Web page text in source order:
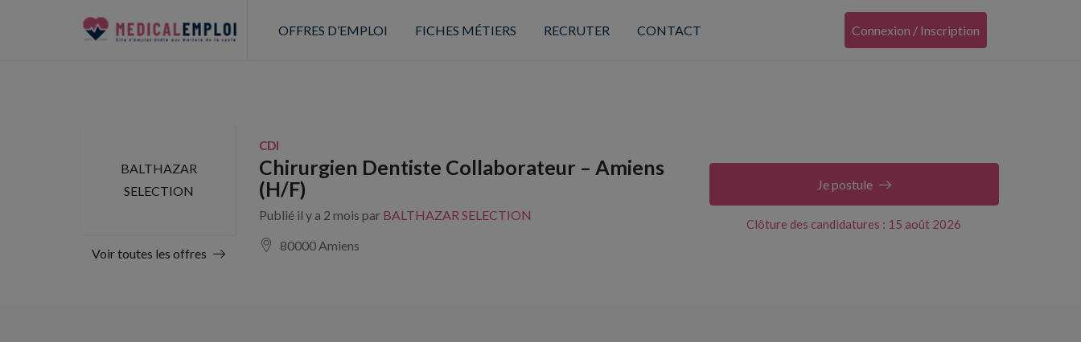
OFFRES D’EMPLOI FICHES MÉTIERS RECRUTER CONTACT Connexion / Inscription
BALTHAZAR
SELECTION
Voir toutes les offres
CDI
Chirurgien Dentiste Collaborateur – Amiens
(H/F)
Publié il y a 2 mois par BALTHAZAR SELECTION
80000 Amiens
Clôture des candidatures : 15 août 2026
Je postule